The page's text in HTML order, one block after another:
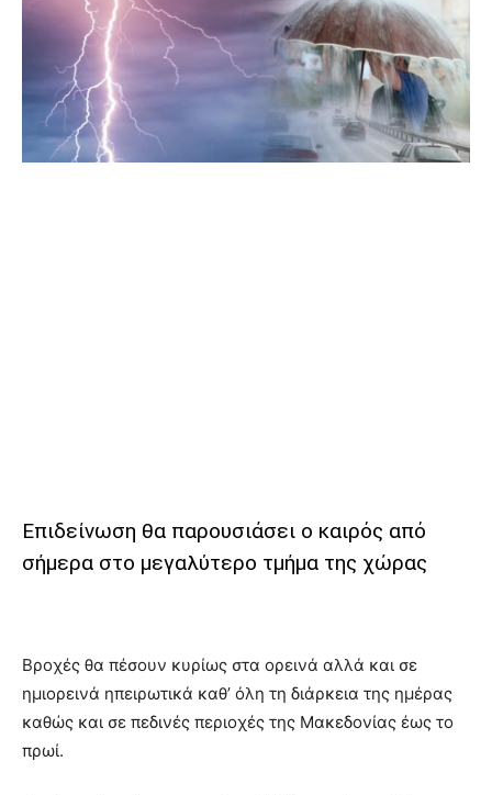
Επιδείνωση θα παρουσιάσει ο καιρός από
σήμερα στο μεγαλύτερο τμήμα της χώρας
Βροχές θα πέσουν κυρίως στα ορεινά αλλά και σε
ημιορεινά ηπειρωτικά καθ’ όλη τη διάρκεια της ημέρας
καθώς και σε πεδινές περιοχές της Μακεδονίας έως το
πρωί.